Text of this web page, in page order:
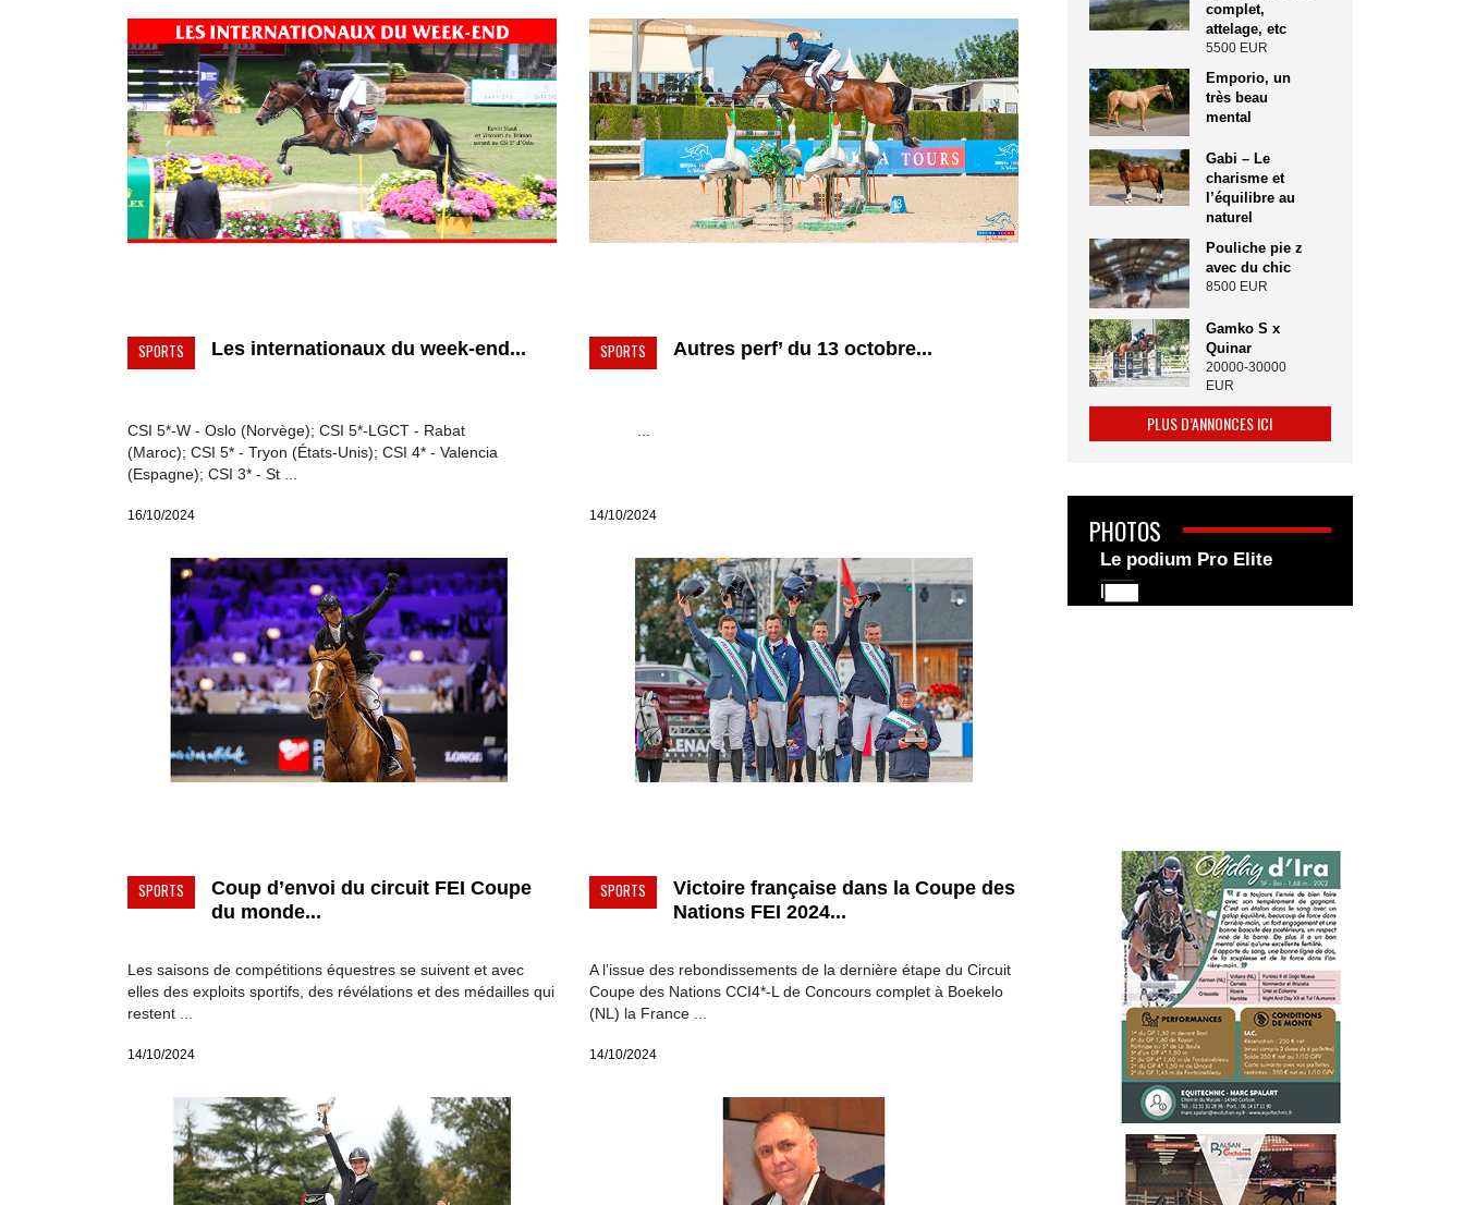
SPORTS Les internationaux du week-end...
CSI 5*-W - Oslo (Norvège); CSI 5*-LGCT - Rabat
(Maroc); CSI 5* - Tryon (États-Unis); CSI 4* - Valencia
(Espagne); CSI 3* - St ...
16/10/2024
SPORTS Autres perf’ du 13 octobre...
14/10/2024
SPORTS
Coup d’envoi du circuit FEI Coupe
du monde...
Les saisons de compétitions équestres se suivent et avec
elles des exploits sportifs, des révélations et des médailles qui
restent ...
14/10/2024
SPORTS
Victoire française dans la Coupe des
Nations FEI 2024...
A l’issue des rebondissements de la dernière étape du Circuit
Coupe des Nations CCI4*-L de Concours complet à Boekelo
(NL) la France ...
14/10/2024
complet,
attelage, etc
5500 EUR
Emporio, un
très beau
mental
Gabi – Le
charisme et
l’équilibre au
naturel
Pouliche pie z
avec du chic
8500 EUR
Gamko S x
Quinar
20000-30000
EUR
PLUS D’ANNONCES ICI
PHOTOS
Le podium Pro Elite